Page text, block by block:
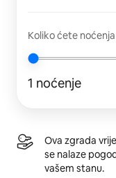
Koliko ćete
1 noćenje
Ova zgrada
se nalaze
vašem stanu.